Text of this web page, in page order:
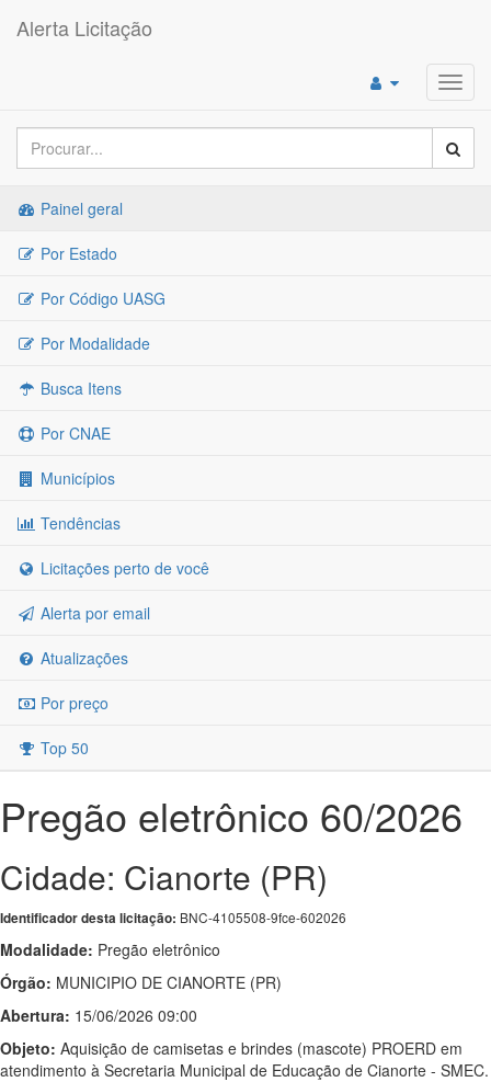
Alerta Licitação
Painel geral
Por Estado
Por Código UASG
Por Modalidade
Busca Itens
Por CNAE
Municípios
Tendências
Licitações perto de você
Alerta por email
Atualizações
Por preço
Top 50
Pregão eletrônico 60/2026
Cidade: Cianorte (PR)
Identificador desta licitação: BNC-4105508-9fce-602026
Modalidade: Pregão eletrônico
Órgão: MUNICIPIO DE CIANORTE (PR)
Abertura: 15/06/2026 09:00
Objeto: Aquisição de camisetas e brindes (mascote) PROERD em
atendimento à Secretaria Municipal de Educação de Cianorte - SMEC.